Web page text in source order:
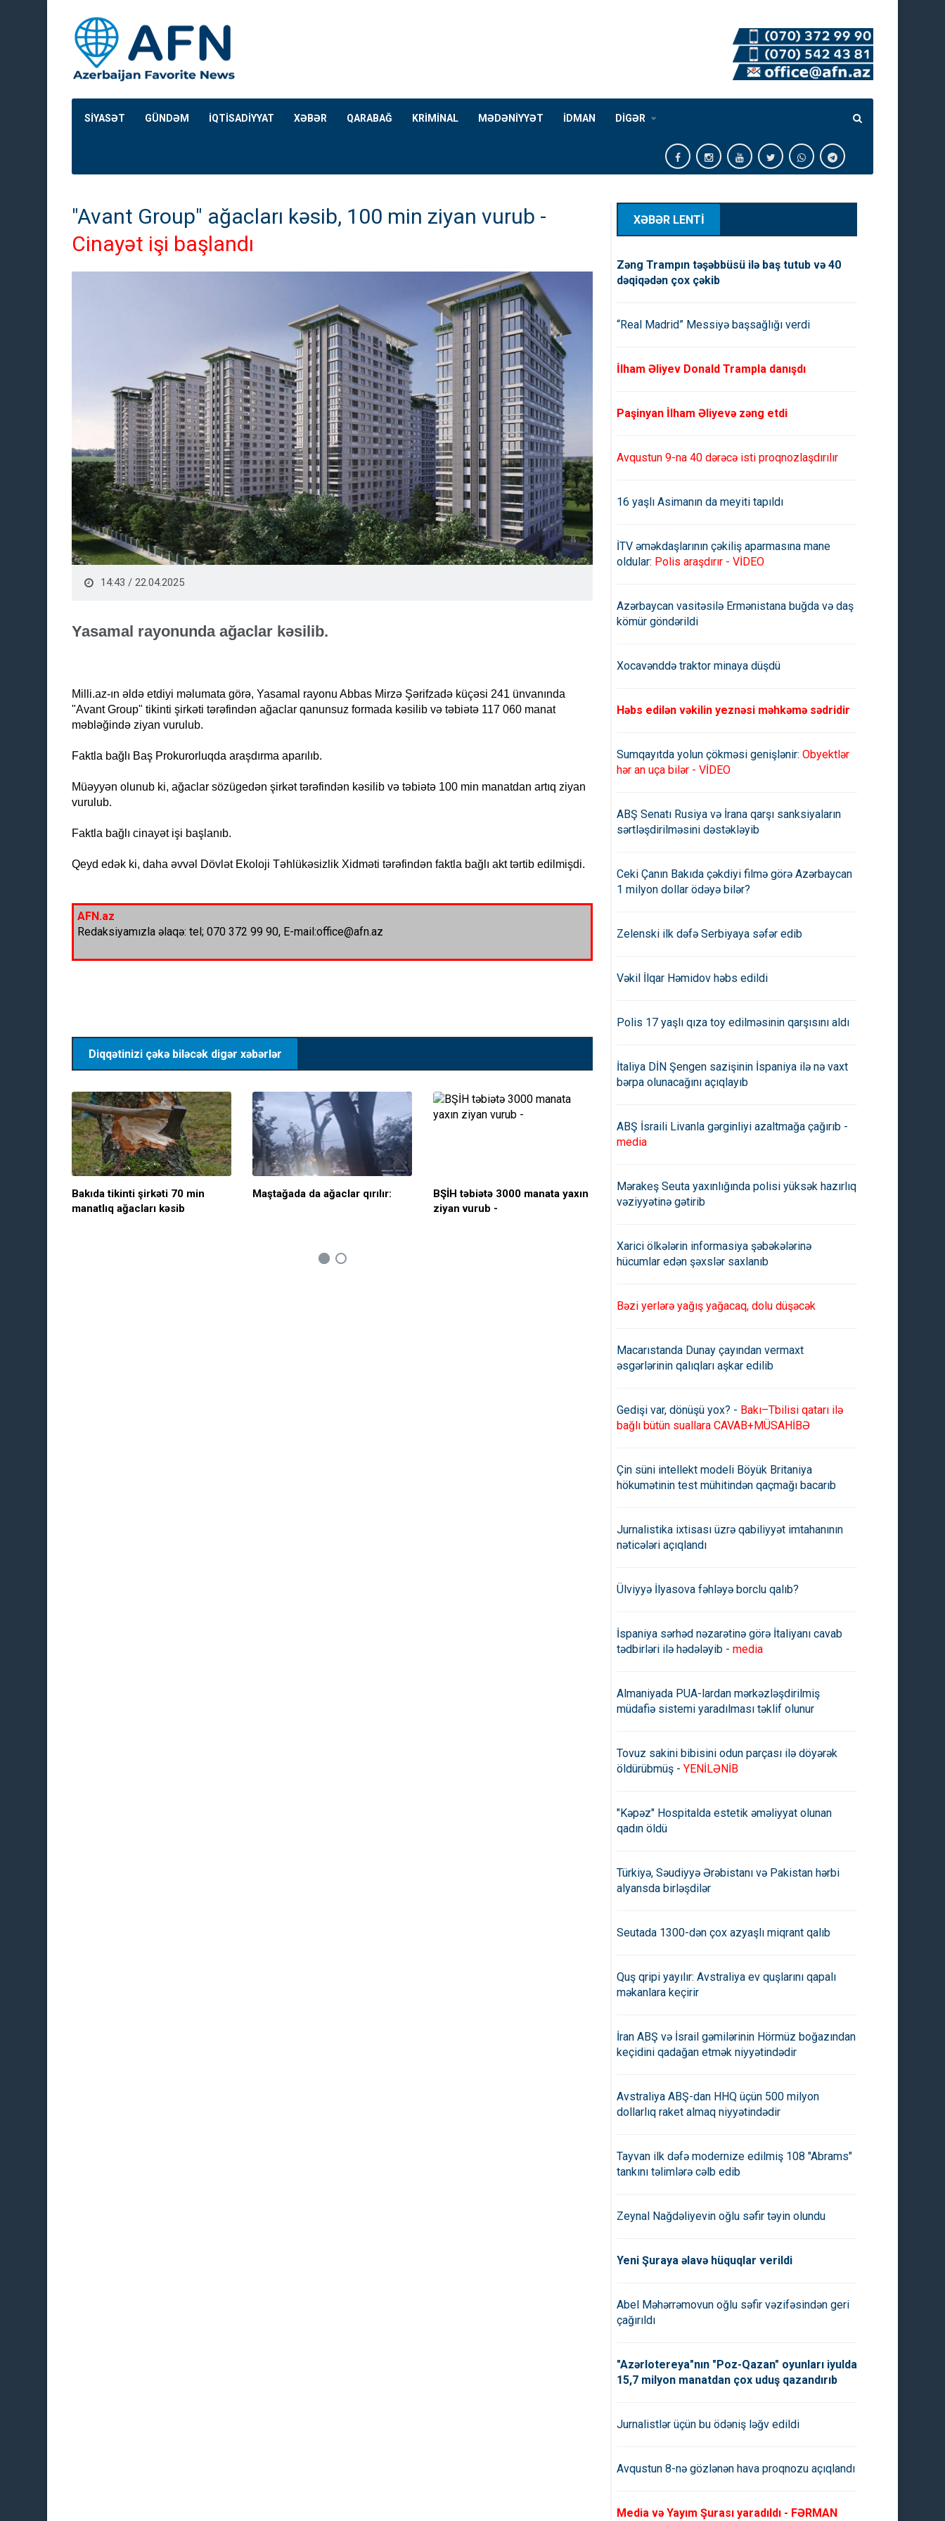
SİYASƏT GÜNDƏM İQTİSADİYYAT XƏBƏR QARABAĞ KRİMİNAL MƏDƏNİYYƏT İDMAN DİGƏR
"Avant Group" ağacları kəsib, 100 min ziyan vurub -
Cinayət işi başlandı
14:43 / 22.04.2025
Yasamal rayonunda ağaclar kəsilib.
Milli.az-ın əldə etdiyi məlumata görə, Yasamal rayonu Abbas Mirzə Şərifzadə küçəsi 241 ünvanında
"Avant Group" tikinti şirkəti tərəfindən ağaclar qanunsuz formada kəsilib və təbiətə 117 060 manat
məbləğində ziyan vurulub.
Faktla bağlı Baş Prokurorluqda araşdırma aparılıb.
Müəyyən olunub ki, ağaclar sözügedən şirkət tərəfindən kəsilib və təbiətə 100 min manatdan artıq ziyan
vurulub.
Faktla bağlı cinayət işi başlanıb.
Qeyd edək ki, daha əvvəl Dövlət Ekoloji Təhlükəsizlik Xidməti tərəfindən faktla bağlı akt tərtib edilmişdi.
AFN.az
Redaksiyamızla əlaqə: tel; 070 372 99 90, E-mail:office@afn.az
Diqqətinizi çəkə biləcək digər xəbərlər
Bakıda tikinti şirkəti 70 min
manatlıq ağacları kəsib
Maştağada da ağaclar qırılır:
BŞİH təbiətə 3000 manata yaxın
ziyan vurub -
Bakıda 8 ağac qanunsuz kəsilib
Təbiətə 200 min manat ziyan
XƏBƏR LENTİ
Zəng Trampın təşəbbüsü ilə baş tutub və 40
dəqiqədən çox çəkib
“Real Madrid” Messiyə başsağlığı verdi
İlham Əliyev Donald Trampla danışdı
Paşinyan İlham Əliyevə zəng etdi
Avqustun 9-na 40 dərəcə isti proqnozlaşdırılır
16 yaşlı Asimanın da meyiti tapıldı
İTV əməkdaşlarının çəkiliş aparmasına mane
oldular: Polis araşdırır - VİDEO
Azərbaycan vasitəsilə Ermənistana buğda və daş
kömür göndərildi
Xocavənddə traktor minaya düşdü
Həbs edilən vəkilin yeznəsi məhkəmə sədridir
Sumqayıtda yolun çökməsi genişlənir: Obyektlər
hər an uça bilər - VİDEO
ABŞ Senatı Rusiya və İrana qarşı sanksiyaların
sərtləşdirilməsini dəstəkləyib
Ceki Çanın Bakıda çəkdiyi filmə görə Azərbaycan
1 milyon dollar ödəyə bilər?
Zelenski ilk dəfə Serbiyaya səfər edib
Vəkil İlqar Həmidov həbs edildi
Polis 17 yaşlı qıza toy edilməsinin qarşısını aldı
İtaliya DİN Şengen sazişinin İspaniya ilə nə vaxt
bərpa olunacağını açıqlayıb
ABŞ İsraili Livanla gərginliyi azaltmağa çağırıb -
media
Mərakeş Seuta yaxınlığında polisi yüksək hazırlıq
vəziyyətinə gətirib
Xarici ölkələrin informasiya şəbəkələrinə
hücumlar edən şəxslər saxlanıb
Bəzi yerlərə yağış yağacaq, dolu düşəcək
Macarıstanda Dunay çayından vermaxt
əsgərlərinin qalıqları aşkar edilib
Gedişi var, dönüşü yox? - Bakı–Tbilisi qatarı ilə
bağlı bütün suallara CAVAB+MÜSAHİBƏ
Çin süni intellekt modeli Böyük Britaniya
hökumətinin test mühitindən qaçmağı bacarıb
Jurnalistika ixtisası üzrə qabiliyyət imtahanının
nəticələri açıqlandı
Ülviyyə İlyasova fəhləyə borclu qalıb?
İspaniya sərhəd nəzarətinə görə İtaliyanı cavab
tədbirləri ilə hədələyib - media
Almaniyada PUA-lardan mərkəzləşdirilmiş
müdafiə sistemi yaradılması təklif olunur
Tovuz sakini bibisini odun parçası ilə döyərək
öldürübmüş - YENİLƏNİB
"Kəpəz" Hospitalda estetik əməliyyat olunan
qadın öldü
Türkiyə, Səudiyyə Ərəbistanı və Pakistan hərbi
alyansda birləşdilər
Seutada 1300-dən çox azyaşlı miqrant qalıb
Quş qripi yayılır: Avstraliya ev quşlarını qapalı
məkanlara keçirir
İran ABŞ və İsrail gəmilərinin Hörmüz boğazından
keçidini qadağan etmək niyyətindədir
Avstraliya ABŞ-dan HHQ üçün 500 milyon
dollarlıq raket almaq niyyətindədir
Tayvan ilk dəfə modernize edilmiş 108 "Abrams"
tankını təlimlərə cəlb edib
Zeynal Nağdəliyevin oğlu səfir təyin olundu
Yeni Şuraya əlavə hüquqlar verildi
Abel Məhərrəmovun oğlu səfir vəzifəsindən geri
çağırıldı
"Azərlotereya"nın "Poz-Qazan" oyunları iyulda
15,7 milyon manatdan çox uduş qazandırıb
Jurnalistlər üçün bu ödəniş ləğv edildi
Avqustun 8-nə gözlənən hava proqnozu açıqlandı
Media və Yayım Şurası yaradıldı - FƏRMAN